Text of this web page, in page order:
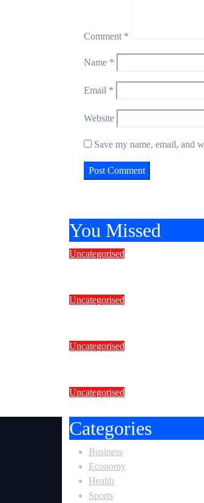
Comment *
Name *
Email *
Website
Save my name, email, and
You Missed
Uncategorised
Uncategorised
Uncategorised
Uncategorised
Categories
Business
Economy
Health
Sports